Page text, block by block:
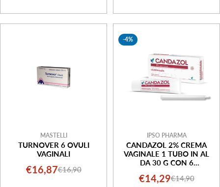
MASTELLI
TURNOVER 6 OVULI
VAGINALI
Prezzo
€16,87Prezzo
€16,90
-4%
IPSO PHARMA
CANDAZOL 2% CREMA
VAGINALE 1 TUBO IN AL
DA 30 G CON 6
Prezzo
€14,29Prezzo
€14,90